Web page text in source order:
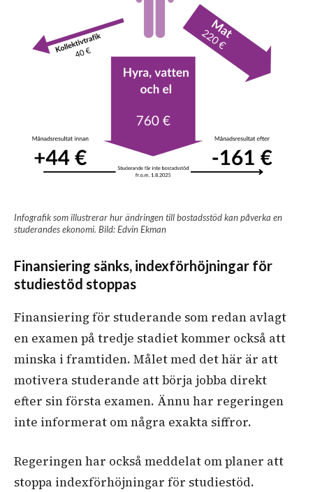
Infografik som illustrerar hur ändringen till bostadsstöd kan påverka en
studerandes ekonomi. Bild: Edvin Ekman
Finansiering sänks, indexförhöjningar för
studiestöd stoppas
Finansiering för studerande som redan avlagt
en examen på tredje stadiet kommer också att
minska i framtiden. Målet med det här är att
motivera studerande att börja jobba direkt
efter sin första examen. Ännu har regeringen
inte informerat om några exakta siffror.
Regeringen har också meddelat om planer att
stoppa indexförhöjningar för studiestöd.